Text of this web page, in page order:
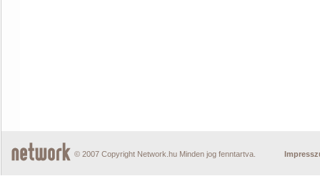
© 2007 Copyright Network.hu Minden jog fenntartva.